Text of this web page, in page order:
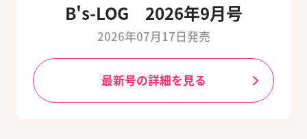
B's-LOG 2026年9月号
2026年07月17日発売
最新号の詳細を見る